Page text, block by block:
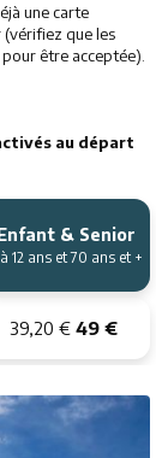
une carte
que les
être acceptée).
au départ
& Senior
12 ans et 70 ans et +
39,20 € 49 €